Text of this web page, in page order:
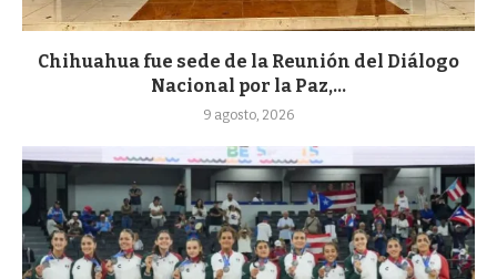
Chihuahua fue sede de la Reunión del Diálogo
Nacional por la Paz,...
9 agosto, 2026